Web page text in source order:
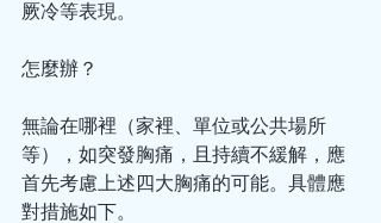
厥冷等表現。
怎麼辦？
無論在哪裡（家裡、單位或公共場所
等），如突發胸痛，且持續不緩解，應
首先考慮上述四大胸痛的可能。具體應
對措施如下。